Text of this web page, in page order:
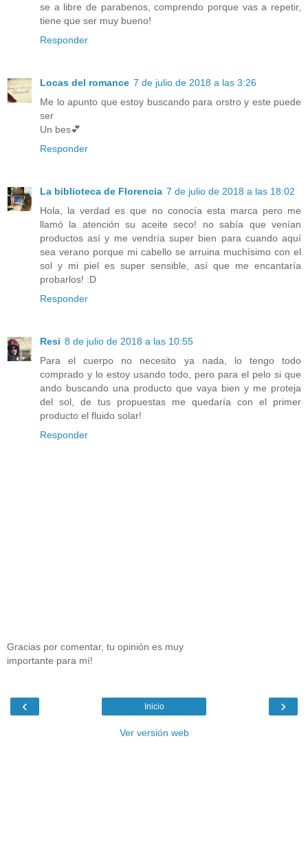
se a libre de parabenos, comprendo porque vas a repetir,
tiene que ser muy bueno!
Responder
Locas del romance 7 de julio de 2018 a las 3:26
Me lo apunto que estoy buscando para orstro y este puede
ser
Un bes💕
Responder
La biblioteca de Florencia 7 de julio de 2018 a las 18:02
Hola, la verdad es que no conocía esta marca pero me
llamó la atención su aceite seco! no sabía que venían
productos así y me vendría super bien para cuando aquí
sea verano porque mi cabello se arruina muchísimo con el
sol y mi piel es super sensible, así que me encantaría
probarlos! :D
Responder
Resi 8 de julio de 2018 a las 10:55
Para el cuerpo no necesito ya nada, lo tengo todo
comprado y lo estoy usando todo, pero para el pelo si que
ando buscando una producto que vaya bien y me proteja
del sol, de tus propuestas me quedaría con el primer
producto el fluido solar!
Responder
Gracias por comentar, tu opinión es muy
importante para mí!
‹ ›
Inicio
Ver versión web